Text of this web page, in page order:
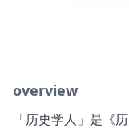
overview
「历史学人」是《